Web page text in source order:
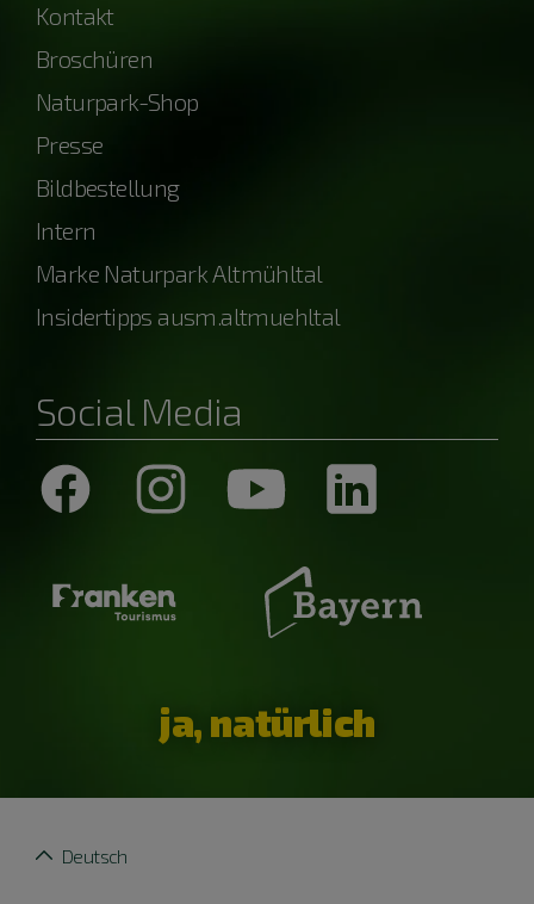
Kontakt
Broschüren
Naturpark-Shop
Presse
Bildbestellung
Intern
Marke Naturpark Altmühltal
Insidertipps ausm.altmuehltal
Social Media
ja, natürlich
Deutsch